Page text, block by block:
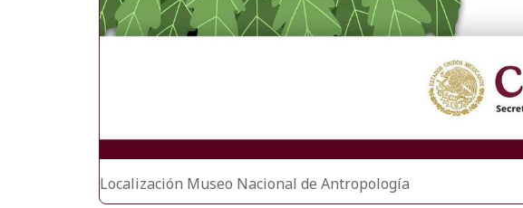
Localización Museo Nacional de Antropología